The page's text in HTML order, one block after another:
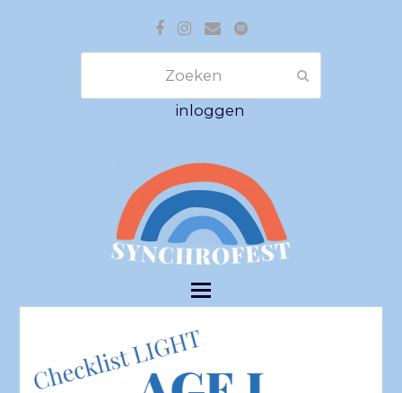
Facebook
Instagram
E-
mail
Spotify
inloggen